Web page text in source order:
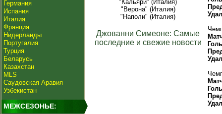
Германия
Испания
Италия
Франция
Нидерланды
Португалия
Турция
Беларусь
Казахстан
MLS
Саудовская Аравия
Узбекистан
МЕЖСЕЗОНЬЕ:
"Кальяри" (Италия)
"Верона" (Италия)
"Наполи" (Италия)
Джованни Симеоне: Самые
последние и свежие новости